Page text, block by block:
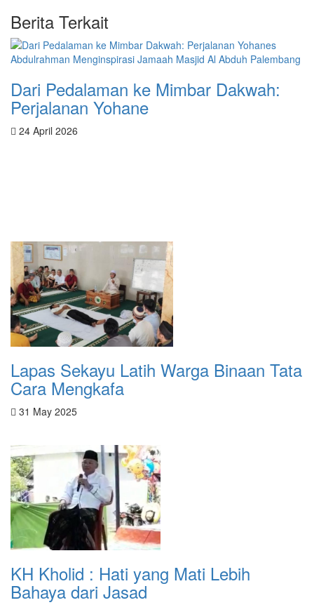
Berita Terkait
Dari Pedalaman ke Mimbar Dakwah:
Perjalanan Yohane
24 April 2026
Lapas Sekayu Latih Warga Binaan Tata
Cara Mengkafa
31 May 2025
KH Kholid : Hati yang Mati Lebih
Bahaya dari Jasad